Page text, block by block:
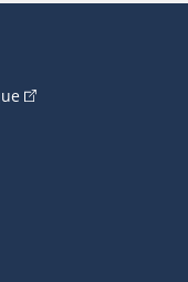
(Cet hyperlien